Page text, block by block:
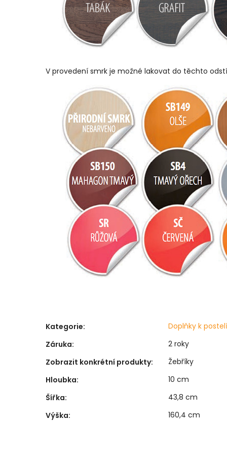
V provedení smrk je možné lakovat do těchto
Kategorie:
Doplňky k
Záruka:
2 roky
Zobrazit konkrétní produkty:
Žebříky
Hloubka:
10 cm
Šířka:
43,8 cm
Výška: 160,4 cm